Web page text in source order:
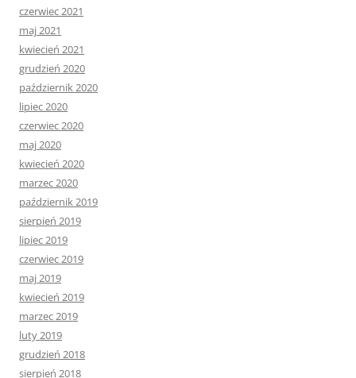
czerwiec 2021
maj 2021
kwiecień 2021
grudzień 2020
październik 2020
lipiec 2020
czerwiec 2020
maj 2020
kwiecień 2020
marzec 2020
październik 2019
sierpień 2019
lipiec 2019
czerwiec 2019
maj 2019
kwiecień 2019
marzec 2019
luty 2019
grudzień 2018
sierpień 2018